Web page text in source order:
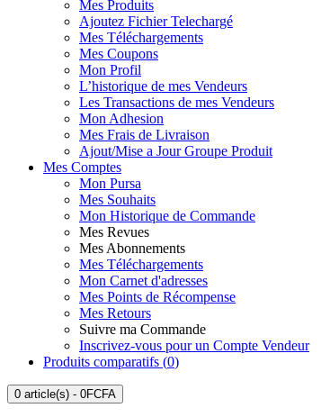
Mes Produits
Ajoutez Fichier Telechargé
Mes Téléchargements
Mes Coupons
Mon Profil
L’historique de mes Vendeurs
Les Transactions de mes Vendeurs
Mon Adhesion
Mes Frais de Livraison
Ajout/Mise a Jour Groupe Produit
Mes Comptes
Mon Pursa
Mes Souhaits
Mon Historique de Commande
Mes Revues
Mes Abonnements
Mes Téléchargements
Mon Carnet d'adresses
Mes Points de Récompense
Mes Retours
Suivre ma Commande
Inscrivez-vous pour un Compte Vendeur
Produits comparatifs (0)
0 article(s) - 0FCFA